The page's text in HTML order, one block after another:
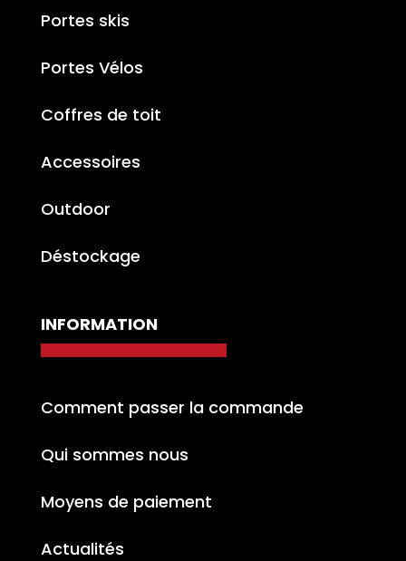
Portes skis
Portes Vélos
Coffres de toit
Accessoires
Outdoor
Déstockage
INFORMATION
Comment passer la commande
Qui sommes nous
Moyens de paiement
Actualités